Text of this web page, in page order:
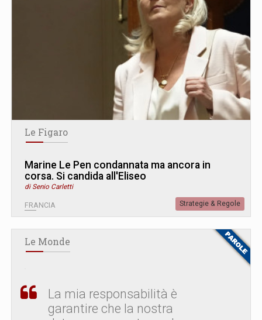
Le Figaro
Marine Le Pen condannata ma ancora in
corsa. Si candida all'Eliseo
di Senio Carletti
FRANCIA Strategie & Regole
Le Monde
La mia responsabilità è
garantire che la nostra